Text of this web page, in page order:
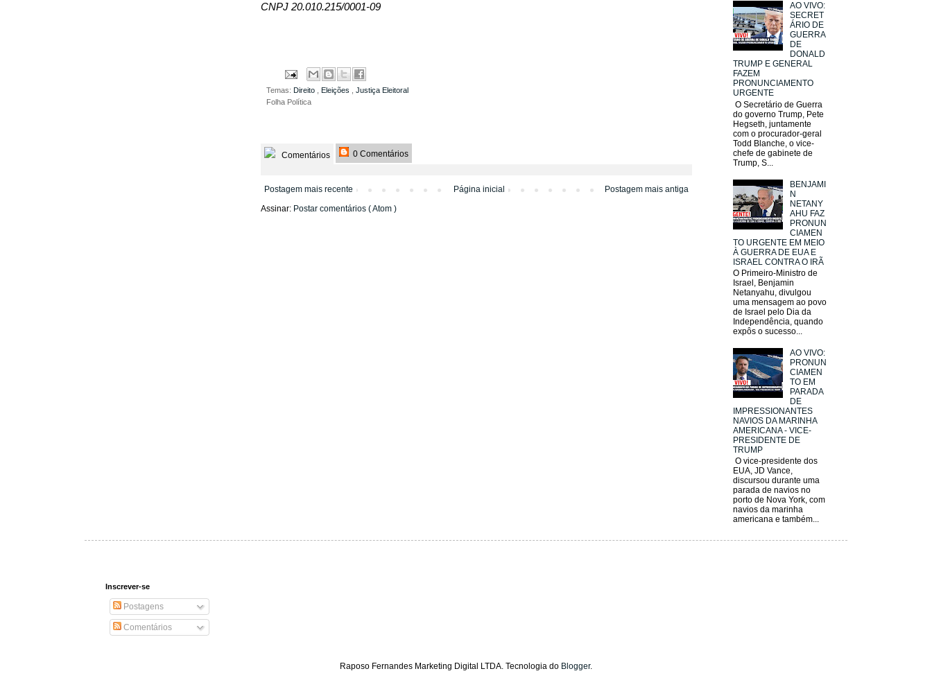
CNPJ 20.010.215/0001-09
Temas: Direito Eleições
Justiça Eleitoral
Folha Política
Comentários 0 Comentários
Postagem mais recente Postagem mais antiga
Página inicial
Assinar: Postar comentários ( Atom )
AO VIVO:
SECRET
ÁRIO DE
GUERRA
DE
DONALD
TRUMP E GENERAL
FAZEM
PRONUNCIAMENTO
URGENTE
O Secretário de Guerra
do governo Trump, Pete
Hegseth, juntamente
com o procurador-geral
Todd Blanche, o vice-
chefe de gabinete de
Trump, S...
BENJAMI
N
NETANY
AHU FAZ
PRONUN
CIAMEN
TO URGENTE EM MEIO
À GUERRA DE EUA E
ISRAEL CONTRA O IRÃ
O Primeiro-Ministro de
Israel, Benjamin
Netanyahu, divulgou
uma mensagem ao povo
de Israel pelo Dia da
Independência, quando
expôs o sucesso...
AO VIVO:
PRONUN
CIAMEN
TO EM
PARADA
DE
IMPRESSIONANTES
NAVIOS DA MARINHA
AMERICANA - VICE-
PRESIDENTE DE
TRUMP
O vice-presidente dos
EUA, JD Vance,
discursou durante uma
parada de navios no
porto de Nova York, com
navios da marinha
americana e também...
Inscrever-se
Postagens
Comentários
Raposo Fernandes Marketing Digital LTDA. Tecnologia do Blogger.